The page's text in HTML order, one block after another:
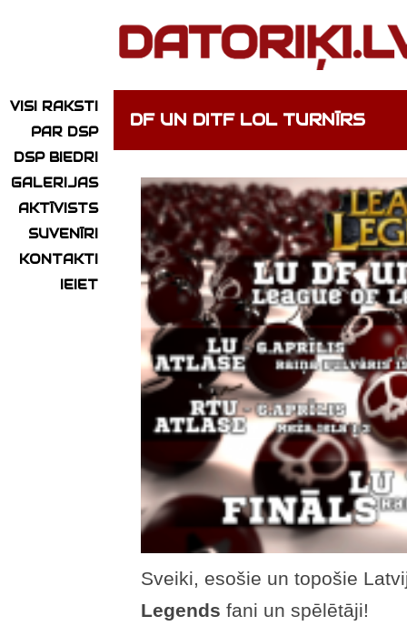
VISI RAKSTI
PAR DSP
DSP BIEDRI
GALERIJAS
AKTĪVISTS
SUVENĪRI
KONTAKTI
IEIET
DF UN DITF LOL TURNĪRS
Sveiki, esošie un topošie
Legends fani un spēlētāji!